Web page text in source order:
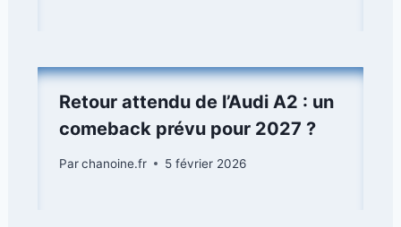
Retour attendu de l’Audi A2 : un
comeback prévu pour 2027 ?
Parchanoine.fr 5 février 2026